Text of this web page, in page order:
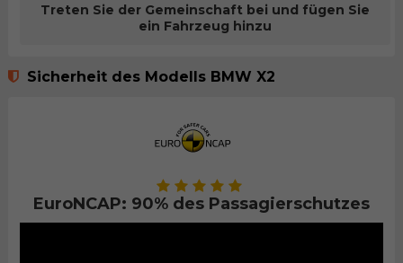
Treten Sie der Gemeinschaft bei und fügen Sie
ein Fahrzeug hinzu
Sicherheit des Modells BMW X2
EuroNCAP: 90% des Passagierschutzes